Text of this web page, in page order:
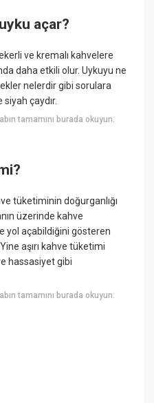
açar?
ve kremalı kahvelere
daha etkili olur. Uykuyu ne
nelerdir gibi sorulara
çaydır.
tamamını burada okuyun:
tüketiminin doğurganlığı
üzerinde kahve
yol açabildiğini gösteren
aşırı kahve tüketimi
hassasiyet gibi
tamamını burada okuyun: